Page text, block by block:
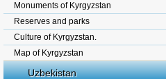
Monuments of Kyrgyzstan
Reserves and parks
Culture of Kyrgyzstan.
Map of Kyrgyzstan
Uzbekistan